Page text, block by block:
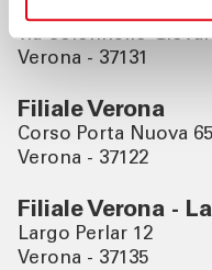
via Colonnello
Verona - 37131
Filiale Verona
Corso Porta Nuova 65
Verona - 37122
Filiale Verona -
Largo Perlar 12
Verona - 37135